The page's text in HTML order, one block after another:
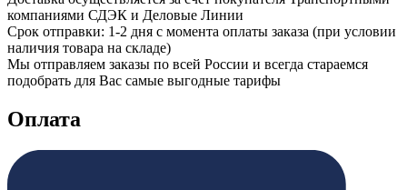
компаниями СДЭК и Деловые Линии
Срок отправки: 1-2 дня с момента оплаты заказа (при условии
наличия товара на складе)
Мы отправляем заказы по всей России и всегда стараемся
подобрать для Вас самые выгодные тарифы
Оплата